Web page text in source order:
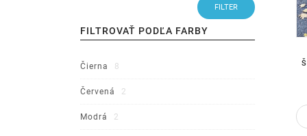
FILTROVAŤ PODĽA FARBY
Čierna 8
Červená 2
Modrá 2